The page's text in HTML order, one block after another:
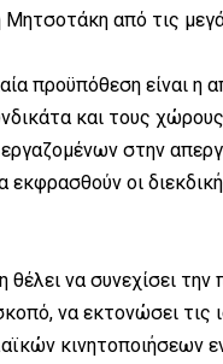
από τις
προϋπόθεση είναι η
και τους
στην
οι
να συνεχίσει την
να εκτονώσει τις
κινητοποιήσεων